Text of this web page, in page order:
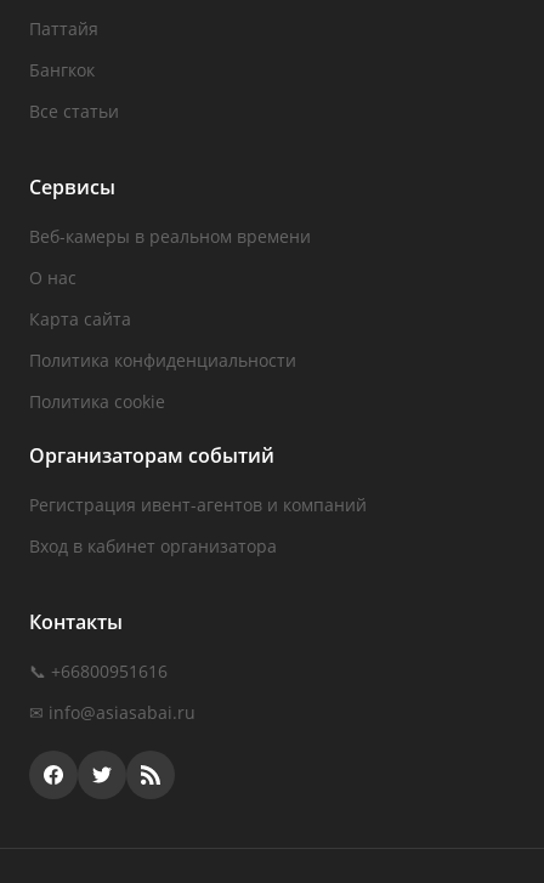
Паттайя
Бангкок
Все статьи
Сервисы
Веб-камеры в реальном времени
О нас
Карта сайта
Политика конфиденциальности
Политика cookie
Организаторам событий
Регистрация ивент-агентов и компаний
Вход в кабинет организатора
Контакты
📞 +66800951616
✉ info@asiasabai.ru